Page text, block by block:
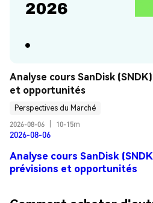
Analyse cours SanDisk
et opportunités
Perspectives du Marché
2026-08-06
10-15m
2026-08-06
Analyse cours SanDisk
prévisions et opportunités